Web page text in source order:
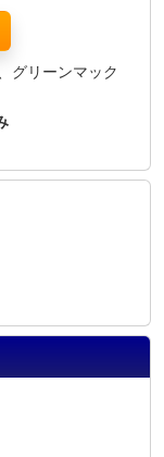
グリーンマック